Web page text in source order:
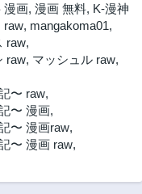
漫画, 漫画 無料, K-漫神
raw, mangakoma01,
raw,
raw, マッシュル raw,
〜 raw,
〜 漫画,
〜 漫画raw,
〜 漫画 raw,